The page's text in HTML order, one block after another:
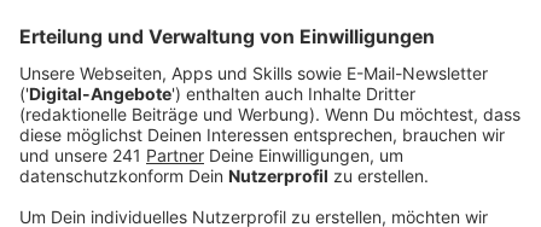
Anzeige
LOI ist mit der Coverversion "Blinding Lights" von The
Weeknd ein Begriff geworden, oder aber auch mit ihrer
Single "Gold", die es in die Charts geschafft hat. Nun,